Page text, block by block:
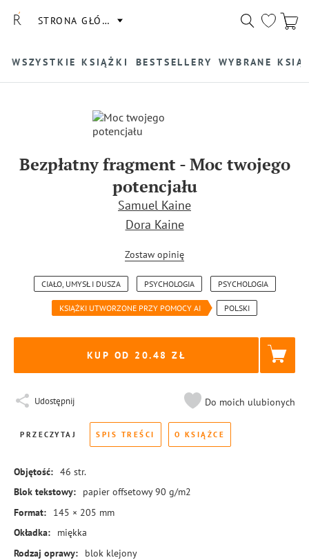
STRONA GŁÓWNA
WSZYSTKIE KSIĄŻKI BESTSELLERY WYBRANE
Bezpłatny fragment-Moc twojego
potencjału
Samuel Kaine
Dora Kaine
Zostaw opinię
CIAŁO, UMYSŁ I DUSZA PSYCHOLOGIA PSYCHOLOGIA
KSIĄŻKI UTWORZONE PRZY POMOCY AI POLSKI
KUP OD 20.48
Udostępnij Do moich ulubionych
PRZECZYTAJ SPIS TREŚCI O KSIĄŻCE
Objętość: 46 str.
Blok tekstowy:
papier offsetowy 90 g/m2
Format:
145 × 205 mm
Okładka:
miękka
Rodzaj oprawy:
blok klejony